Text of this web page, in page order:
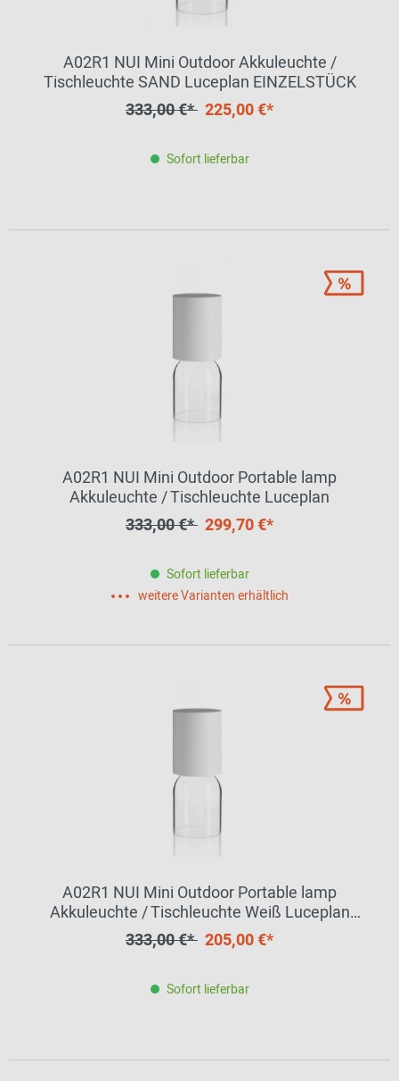
A02R1 NUI Mini Outdoor Akkuleuchte /
Tischleuchte SAND Luceplan EINZELSTÜCK
333,00 €* 225,00 €*
Sofort lieferbar
A02R1 NUI Mini Outdoor Portable lamp
Akkuleuchte / Tischleuchte Luceplan
333,00 €* 299,70 €*
Sofort lieferbar
weitere Varianten erhältlich
A02R1 NUI Mini Outdoor Portable lamp
Akkuleuchte / Tischleuchte Weiß Luceplan
EINZELSTÜCK
333,00 €* 205,00 €*
Sofort lieferbar